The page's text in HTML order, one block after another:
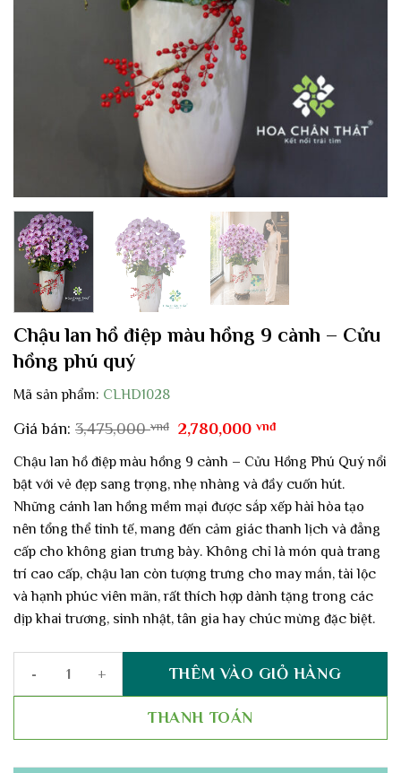
Chậu lan hồ điệp màu hồng 9 cành – Cửu
hồng phú quý
Mã sản phẩm: CLHD1028
Giá bán: 3,475,000vnđ
Giá
là:
3,475,000 vnđ.
2,780,000vnđGiá
tại
2,780,000 vnđ.
Chậu lan hồ điệp màu hồng 9 cành – Cửu Hồng Phú Quý nổi
bật với vẻ đẹp sang trọng, nhẹ nhàng và đầy cuốn hút.
Những cánh lan hồng mềm mại được sắp xếp hài hòa tạo
nên tổng thể tinh tế, mang đến cảm giác thanh lịch và đẳng
cấp cho không gian trưng bày. Không chỉ là món quà trang
trí cao cấp, chậu lan còn tượng trưng cho may mắn, tài lộc
và hạnh phúc viên mãn, rất thích hợp dành tặng trong các
dịp khai trương, sinh nhật, tân gia hay chúc mừng đặc biệt.
Chậu lan hồ điệp màu hồng 9 cành – Cửu hồng phú quý số lượng
THÊM VÀO GIỎ HÀNG
THANH TOÁN